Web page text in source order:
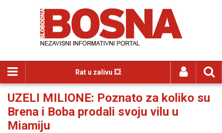
Rat u zalivu 💥
UZELI MILIONE: Poznato za koliko su
Brena i Boba prodali svoju vilu u
Miamiju